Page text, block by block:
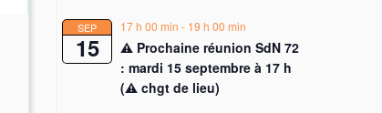
SEP
15
17 h 00 min - 19 h 00 min
⚠︎ Prochaine réunion SdN 72
: mardi 15 septembre à 17 h
(⚠︎ chgt de lieu)